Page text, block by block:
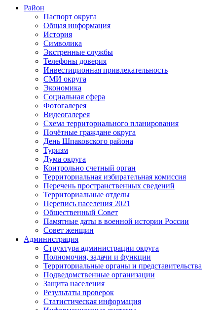
Район
Паспорт округа
Общая информация
История
Символика
Экстренные службы
Телефоны доверия
Инвестиционная привлекательность
СМИ округа
Экономика
Социальная сфера
Фотогалерея
Видеогалерея
Схема территориального планирования
Почётные граждане округа
День Шпаковского района
Туризм
Дума округа
Контрольно счетный орган
Территориальная избирательная комиссия
Перечень пространственных сведений
Территориальные отделы
Перепись населения 2021
Общественный Совет
Памятные даты в военной истории России
Совет женщин
Администрация
Структура администрации округа
Полномочия, задачи и функции
Территориальные органы и представительства
Подведомственные организации
Защита населения
Результаты проверок
Статистическая информация